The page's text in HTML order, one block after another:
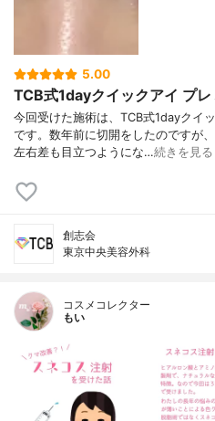
5.00
TCB式1dayクイックアイ プ
今回受けた施術は、TCB式1dayクイ
です。数年前に切開をしたのですが
左右差も目立つようにな…続きを見る
創志会
東京中央美容外科
コスメコレクター
もい